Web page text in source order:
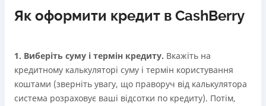
Як оформити кредит в CashBerry
1. Виберіть суму і термін кредиту. Вкажіть на
кредитному калькуляторі суму і термін користування
коштами (зверніть увагу, що праворуч від калькулятора
система розраховує ваші відсотки по кредиту). Потім,